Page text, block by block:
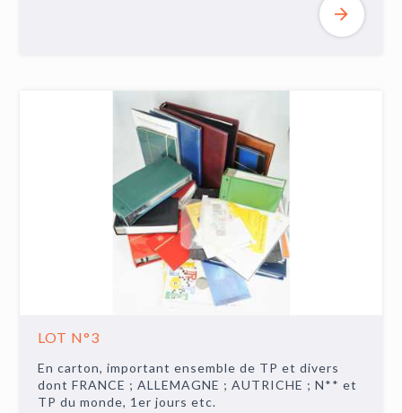
LOT N°3
En carton, important ensemble de TP et divers
dont FRANCE ; ALLEMAGNE ; AUTRICHE ; N** et
TP du monde, 1er jours etc.